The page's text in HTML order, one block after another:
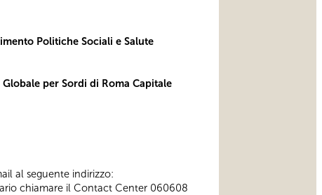
Politiche Sociali e Salute
per Sordi di Roma Capitale
al seguente indirizzo:
chiamare il Contact Center 060608